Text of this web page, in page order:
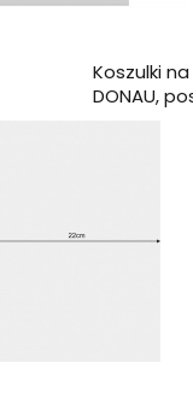
Koszulki
DONAU,